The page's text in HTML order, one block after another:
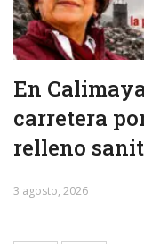
En
carretera
relleno
3 agosto, 2026